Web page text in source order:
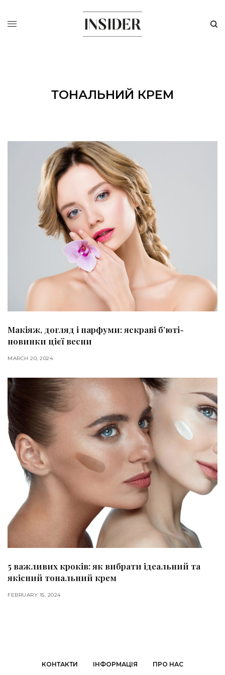
ТОНАЛЬНИЙ КРЕМ
Макіяж, догляд і парфуми: яскраві б’юті-
новинки цієї весни
MARCH 20, 2024
5 важливих кроків: як вибрати ідеальний та
якісний тональний крем
FEBRUARY 15, 2024
КОНТАКТИ ІНФОРМАЦІЯ ПРО НАС